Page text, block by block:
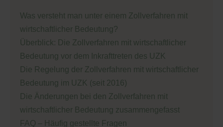
Was versteht man unter einem Zollverfahren mit
wirtschaftlicher Bedeutung?
Überblick: Die Zollverfahren mit wirtschaftlicher
Bedeutung vor dem Inkrafttreten des UZK
Die Regelung der Zollverfahren mit wirtschaftlicher
Bedeutung im UZK (seit 2016)
Die Änderungen bei den Zollverfahren mit
wirtschaftlicher Bedeutung zusammengefasst
FAQ – Häufig gestellte Fragen